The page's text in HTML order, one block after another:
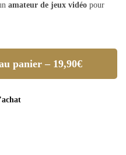
amateur de jeux vidéo pour
panier – 19,90€